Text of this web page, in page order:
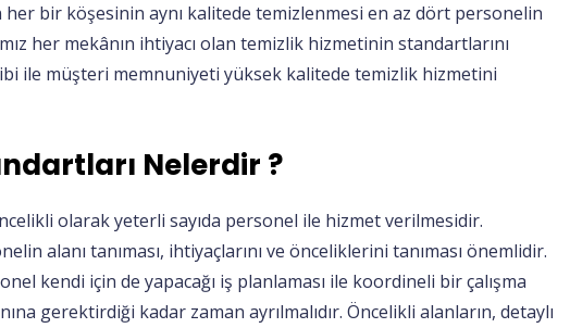
her bir köşesinin aynı kalitede temizlenmesi en az dört personelin
her mekânın ihtiyacı olan temizlik hizmetinin standartlarını
ile müşteri memnuniyeti yüksek kalitede temizlik hizmetini
Nelerdir ?
olarak yeterli sayıda personel ile hizmet verilmesidir.
alanı tanıması, ihtiyaçlarını ve önceliklerini tanıması önemlidir.
kendi için de yapacağı iş planlaması ile koordineli bir çalışma
gerektirdiği kadar zaman ayrılmalıdır. Öncelikli alanların, detaylı